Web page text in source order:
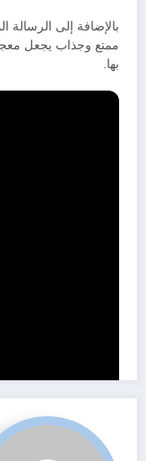
بالإضافة إلى الرسالة
ممتع وجذاب يجعل
بها.